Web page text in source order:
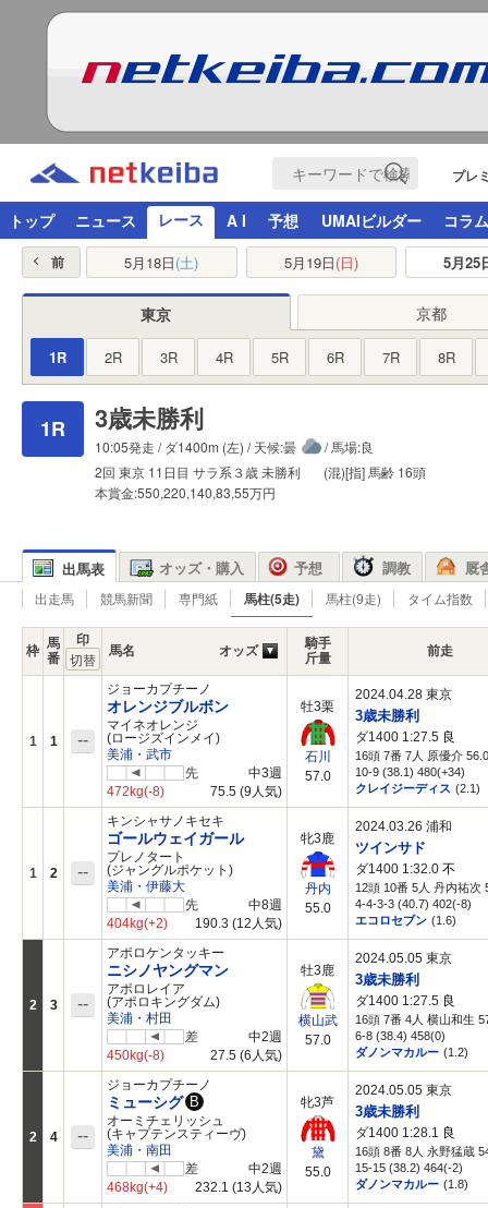
プレ
トップ ニュース レース A I 予想 UMAIビルダー コラム
前 5月18日(土) 5月19日(日) 5月25
東京 京都
1R 2R 3R 4R 5R 6R 7R 8R
1R 3歳未勝利
10:05発走 /ダ1400m (左) / 天候:曇
/ 馬場:良
2回 東京 11日目 サラ系３歳未勝利 (混)[指] 馬齢 16頭
本賞金:550,220,140,83,55万円
出馬表 オッズ・購入 予想 調教 厩
出走馬 競馬新聞 専門紙 馬柱(5走) 馬柱(9走) タイム指数
枠 馬
番
印
馬名 オッズ
騎手
斤量
前走
1 1 --
ジョーカプチーノ
オレンジブルボン
マイネオレンジ
(ロージズインメイ)
美浦・武市
先
中3週
472kg(-8) 75.5 (9人気)
牡3栗
石川
57.0
2024.04.28 東京
3歳未勝利
ダ1400 1:27.5 良
16頭 7番 7人 原優介 56.0
10-9 (38.1) 480(+34)
クレイジーディス (2.1)
1 2 --
キンシャサノキセキ
ゴールウェイガール
プレノタート
(ジャングルポケット)
美浦・伊藤大
先
中8週
404kg(+2) 190.3 (12人気)
牝3鹿
丹内
55.0
2024.03.26 浦和
ツインサド
ダ1400 1:32.0 不
12頭 10番 5人 丹内祐次
4-4-3-3 (40.7) 402(-8)
エコロセブン (1.6)
2 3 --
アポロケンタッキー
ニシノヤングマン
アポロレイア
(アポロキングダム)
美浦・村田
差
中2週
450kg(-8) 27.5 (6人気)
牡3鹿
横山武
57.0
2024.05.05 東京
3歳未勝利
ダ1400 1:27.5 良
16頭 7番 4人 横山和生
6-8 (38.4) 458(0)
ダノンマカルー (1.2)
2 4 --
ジョーカプチーノ
ミューシグ B
オーミチェリッシュ
(キャプテンスティーヴ)
美浦・南田
差
中2週
468kg(+4) 232.1 (13人気)
牝3芦
黛
55.0
2024.05.05 東京
3歳未勝利
ダ1400 1:28.1 良
16頭 8番 8人 永野猛蔵
15-15 (38.2) 464(-2)
ダノンマカルー (1.8)